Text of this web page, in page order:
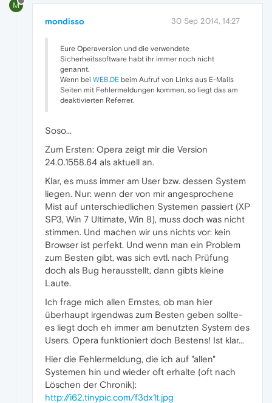
M
mondisso 30 Sep 2014, 14:27
Eure Operaversion und die verwendete
Sicherheitssoftware habt ihr immer noch nicht
genannt.
Wenn bei WEB.DE beim Aufruf von Links aus E-Mails
Seiten mit Fehlermeldungen kommen, so liegt das am
deaktivierten Referrer.
Soso...
Zum Ersten: Opera zeigt mir die Version
24.0.1558.64 als aktuell an.
Klar, es muss immer am User bzw. dessen System
liegen. Nur: wenn der von mir angesprochene
Mist auf unterschiedlichen Systemen passiert (XP
SP3, Win 7 Ultimate, Win 8), muss doch was nicht
stimmen. Und machen wir uns nichts vor: kein
Browser ist perfekt. Und wenn man ein Problem
zum Besten gibt, was sich evtl. nach Prüfung
doch als Bug herausstellt, dann gibts kleine
Laute.
Ich frage mich allen Ernstes, ob man hier
überhaupt irgendwas zum Besten geben sollte-
es liegt doch eh immer am benutzten System des
Users. Opera funktioniert doch Bestens! Ist klar...
Hier die Fehlermeldung, die ich auf "allen"
Systemen hin und wieder oft erhalte (oft nach
Löschen der Chronik):
http://i62.tinypic.com/f3dx1t.jpg